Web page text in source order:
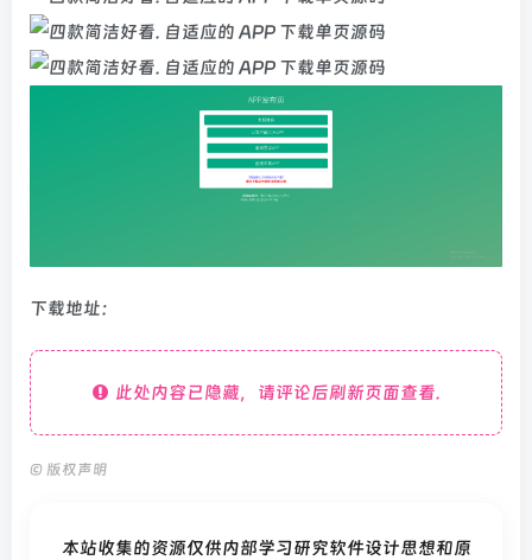
下载地址：
此处内容已隐藏，请评论后刷新页面查看.
© 版权声明
本站收集的资源仅供内部学习研究软件设计思想和原